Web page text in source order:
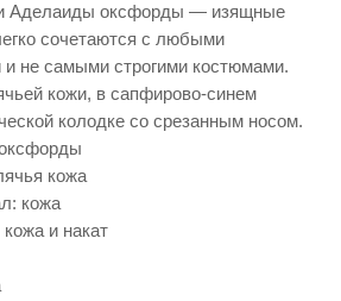
Аделаиды оксфорды — изящные
сочетаются с любыми
не самыми строгими костюмами.
кожи, в сапфирово-синем
колодке со срезанным носом.
кожа
кожа
и накат